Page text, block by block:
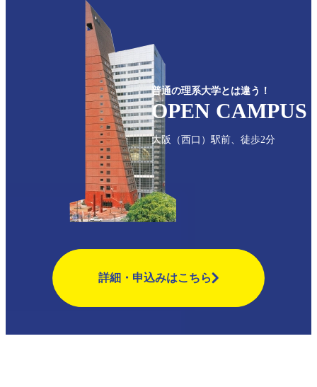
普通の理系大学とは違う！
OPEN CAMPUS
⼤阪（西口）駅前、徒歩2分
詳細・申込みはこちら